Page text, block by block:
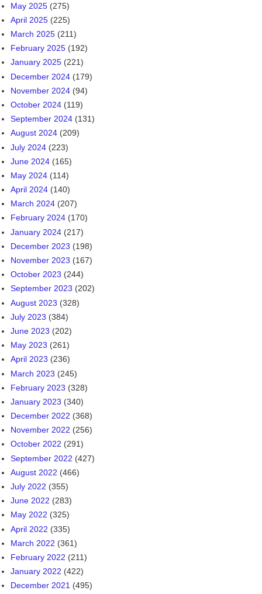
May 2025 (275)
April 2025 (225)
March 2025 (211)
February 2025 (192)
January 2025 (221)
December 2024 (179)
November 2024 (94)
October 2024 (119)
September 2024 (131)
August 2024 (209)
July 2024 (223)
June 2024 (165)
May 2024 (114)
April 2024 (140)
March 2024 (207)
February 2024 (170)
January 2024 (217)
December 2023 (198)
November 2023 (167)
October 2023 (244)
September 2023 (202)
August 2023 (328)
July 2023 (384)
June 2023 (202)
May 2023 (261)
April 2023 (236)
March 2023 (245)
February 2023 (328)
January 2023 (340)
December 2022 (368)
November 2022 (256)
October 2022 (291)
September 2022 (427)
August 2022 (466)
July 2022 (355)
June 2022 (283)
May 2022 (325)
April 2022 (335)
March 2022 (361)
February 2022 (211)
January 2022 (422)
December 2021 (495)